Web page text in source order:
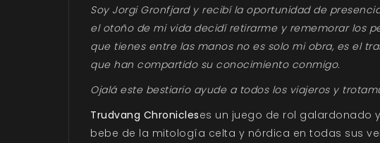
Soy Jorgi Gronfjard y recibí la oportunidad de
el otoño de mi vida decidí retirarme y rememorar los
que tienes entre las manos no es solo mi obra, es el
que han compartido su conocimiento conmigo.
Ojalá este bestiario ayude a todos los viajeros y
Trudvang Chronicleses un juego de rol galardonado
bebe de la mitología celta y nórdica en todas sus